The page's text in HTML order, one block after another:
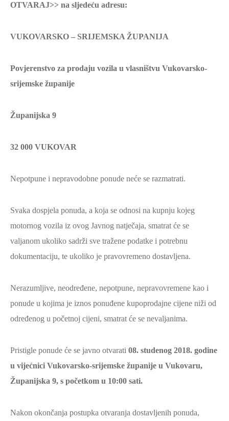
OTVARAJ>> na sljedeću adresu:
VUKOVARSKO – SRIJEMSKA ŽUPANIJA
Povjerenstvo za prodaju vozila u vlasništvu Vukovarsko-
srijemske županije
Županijska 9
32 000 VUKOVAR
Nepotpune i nepravodobne ponude neće se razmatrati.
Svaka dospjela ponuda, a koja se odnosi na kupnju kojeg
motornog vozila iz ovog Javnog natječaja, smatrat će se
valjanom ukoliko sadrži sve tražene podatke i potrebnu
dokumentaciju, te ukoliko je pravovremeno dostavljena.
Nerazumljive, neodređene, nepotpune, nepravovremene kao i
ponude u kojima je iznos ponuđene kupoprodajne cijene niži od
određenog u početnoj cijeni, smatrat će se nevaljanima.
Pristigle ponude će se javno otvarati 08. studenog 2018. godine
u vijećnici Vukovarsko-srijemske županije u Vukovaru,
Županijska 9, s početkom u 10:00 sati.
Nakon okončanja postupka otvaranja dostavljenih ponuda,